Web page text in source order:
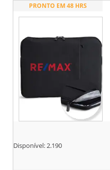
PRONTO EM 48 HRS
Disponível:2.190